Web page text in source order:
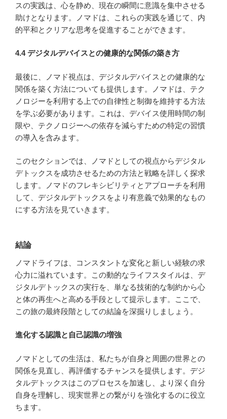
スの実践は、心を静め、現在の瞬間に意識を集中させる
助けとなります。ノマドは、これらの実践を通じて、内
的平和とクリアな思考を促進することができます。
4.4 デジタルデバイスとの健康的な関係の築き方
最後に、ノマド視点は、デジタルデバイスとの健康的な
関係を築く方法についても提供します。ノマドは、テク
ノロジーを利用する上での自律性と制御を維持する方法
を学ぶ必要があります。これは、デバイス使用時間の制
限や、テクノロジーへの依存を減らすための特定の習慣
の導入を含みます。
このセクションでは、ノマドとしての視点からデジタル
デトックスを成功させるための方法と戦略を詳しく探求
します。ノマドのフレキシビリティとアプローチを利用
して、デジタルデトックスをより有意義で効果的なもの
にする方法を見ていきます。
結論
ノマドライフは、コンスタントな変化と新しい経験の求
心力に溢れています。この動的なライフスタイルは、デ
ジタルデトックスの実行を、単なる技術的な制約から心
と体の再生へと高める手段として提示します。ここで、
この旅の最終段階としての結論を深掘りしましょう。
進化する認識と自己認識の増強
ノマドとしての生活は、私たちが自身と周囲の世界との
関係を見直し、再評価するチャンスを提供します。デジ
タルデトックスはこのプロセスを加速し、より深く自分
自身を理解し、現実世界との繋がりを強化するのに役立
ちます。